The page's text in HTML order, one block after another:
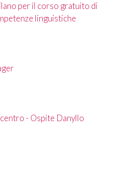
per il corso gratuito di
linguistiche
- Ospite Danyllo